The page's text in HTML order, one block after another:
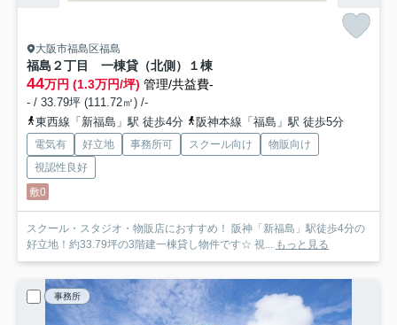
大阪市福島区福島
福島２丁目 一棟貸（北側） １棟
44万円 (1.3万円/坪) 管理/共益費-
- / 33.79坪 (111.72㎡) /-
東西線「新福島」駅 徒歩4分
阪神本線「福島」駅 徒歩5分
電気有 好立地 事務所可 スクール向け
物販向け
視認性良好
敷0
スクール・スタジオ・物販店におすすめ！ 阪神「新福島」駅徒歩4分の
好立地！約33.79坪の3階建一棟貸し物件です☆ 視... もっと見る
事務所